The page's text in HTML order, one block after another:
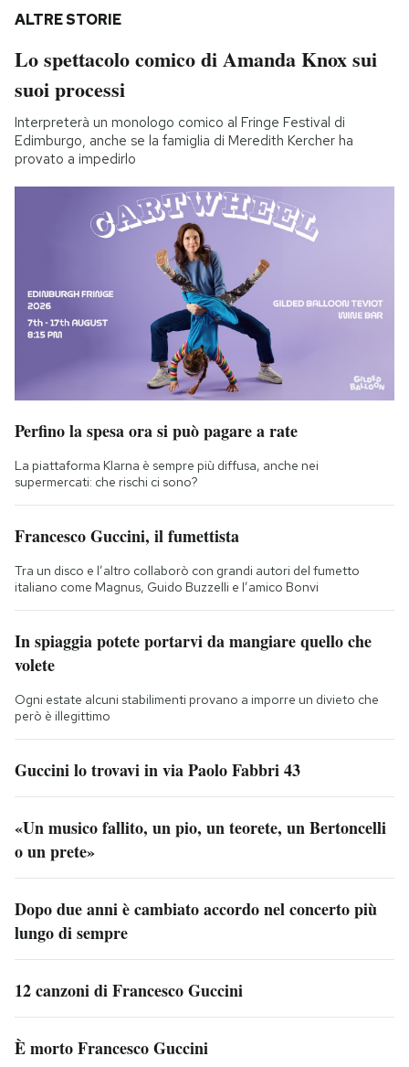
ALTRE STORIE
Lo spettacolo comico di Amanda Knox sui
suoi processi
Interpreterà un monologo comico al Fringe Festival di
Edimburgo, anche se la famiglia di Meredith Kercher ha
provato a impedirlo
Perfino la spesa ora si può pagare a rate
La piattaforma Klarna è sempre più diffusa, anche nei
supermercati: che rischi ci sono?
Francesco Guccini, il fumettista
Tra un disco e l’altro collaborò con grandi autori del fumetto
italiano come Magnus, Guido Buzzelli e l’amico Bonvi
In spiaggia potete portarvi da mangiare quello che
volete
Ogni estate alcuni stabilimenti provano a imporre un divieto che
però è illegittimo
Guccini lo trovavi in via Paolo Fabbri 43
«Un musico fallito, un pio, un teorete, un Bertoncelli
o un prete»
Dopo due anni è cambiato accordo nel concerto più
lungo di sempre
12 canzoni di Francesco Guccini
È morto Francesco Guccini